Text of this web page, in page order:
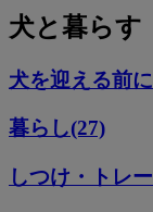
犬と暮らす
犬を迎える前
暮らし(27)
しつけ・トレ